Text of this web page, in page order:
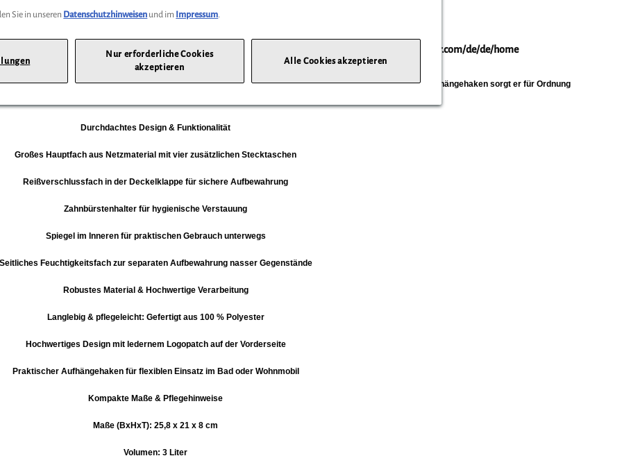
Tel: 49(0)7524999-220 |E-Mail: https://www.hymer.com/de/de/home
für jeden HYMER-Fan. Durch die clevere Innenaufteilung mit mehreren Fächern und einem stabilen Aufhängehaken sorgt er für Ordnung
Durchdachtes Design & Funktionalität
Großes Hauptfach aus Netzmaterial mit vier zusätzlichen Stecktaschen
Reißverschlussfach in der Deckelklappe für sichere Aufbewahrung
Zahnbürstenhalter für hygienische Verstauung
Spiegel im Inneren für praktischen Gebrauch unterwegs
Seitliches Feuchtigkeitsfach zur separaten Aufbewahrung nasser Gegenstände
Robustes Material & Hochwertige Verarbeitung
Langlebig & pflegeleicht: Gefertigt aus 100 % Polyester
Hochwertiges Design mit ledernem Logopatch auf der Vorderseite
Praktischer Aufhängehaken für flexiblen Einsatz im Bad oder Wohnmobil
Kompakte Maße & Pflegehinweise
Maße (BxHxT): 25,8 x 21 x 8 cm
Volumen: 3 Liter
Sie in unseren Datenschutzhinweisen und im Impressum.
Nur erforderliche Cookies
akzeptieren
Alle Cookies akzeptieren